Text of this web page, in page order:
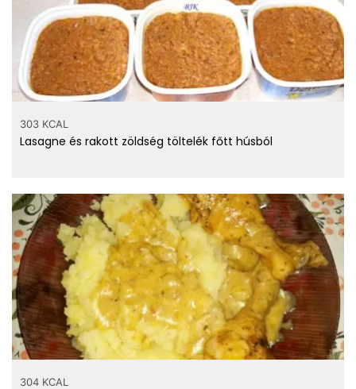
303 KCAL
Lasagne és rakott zöldség töltelék főtt húsból
304 KCAL